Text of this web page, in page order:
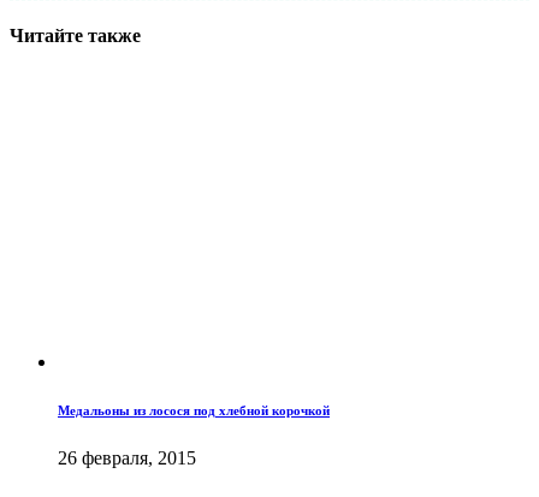
Читайте также
Медальоны из лосося под хлебной корочкой
26 февраля, 2015